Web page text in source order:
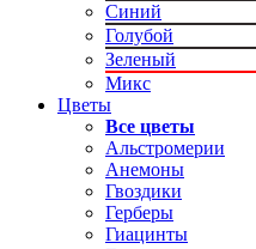
Синий
Голубой
Зеленый
Микс
Цветы
Все цветы
Альстромерии
Анемоны
Гвоздики
Герберы
Гиацинты